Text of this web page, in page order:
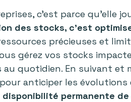
c’est parce qu’elle
des stocks, c’est
précieuses et
gérez vos stocks
quotidien. En suivant et
anticiper les évolutions
permanente